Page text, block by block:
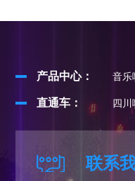
产品中心： 音乐
直通车： 四川
联系